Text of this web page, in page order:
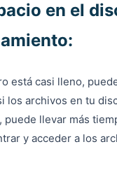
en el
está casi lleno,
los archivos en tu
puede llevar más
y acceder a los